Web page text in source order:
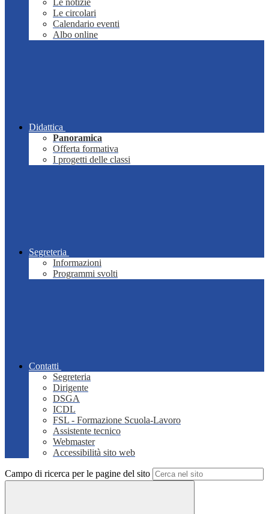
Le notizie
Le circolari
Calendario eventi
Albo online
Didattica
Panoramica
Offerta formativa
I progetti delle classi
Segreteria
Informazioni
Programmi svolti
Contatti
Segreteria
Dirigente
DSGA
ICDL
FSL - Formazione Scuola-Lavoro
Assistente tecnico
Webmaster
Accessibilità sito web
Campo di ricerca per le pagine del sito